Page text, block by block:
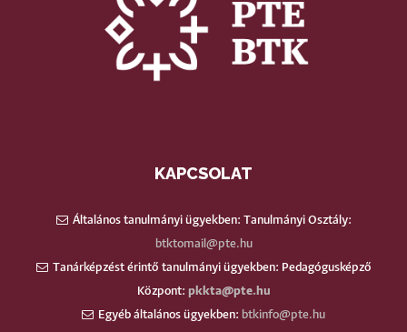
KAPCSOLAT
Általános tanulmányi ügyekben: Tanulmányi Osztály:
btktomail@pte.hu
Tanárképzést érintő tanulmányi ügyekben: Pedagógusképző
Központ: pkkta@pte.hu
Egyéb általános ügyekben: btkinfo@pte.hu